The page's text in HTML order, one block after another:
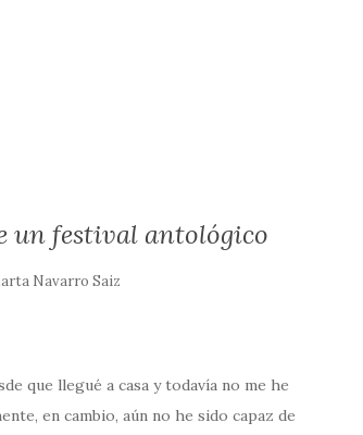
un festival antológico
Navarro Saiz
que llegué a casa y todavía no me he
en cambio, aún no he sido capaz de